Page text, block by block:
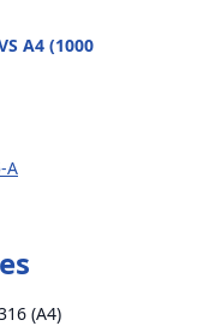
A4 (1000
A
(A4)